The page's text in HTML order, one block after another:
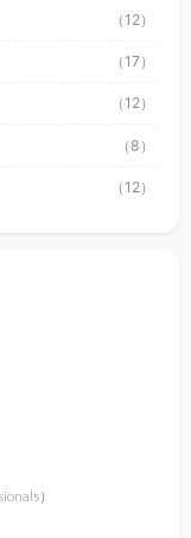
（12）
（17）
（12）
（8）
（12）
）